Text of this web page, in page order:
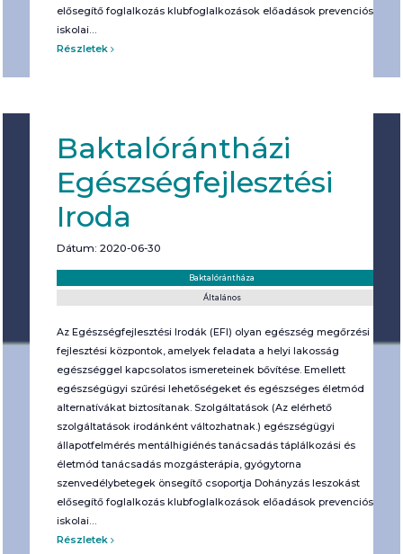
elősegítő foglalkozás klubfoglalkozások előadások prevenciós
iskolai…
Részletek
Baktalórántházi
Egészségfejlesztési
Iroda
Dátum: 2020-06-30
Baktalórántháza
Általános
Az Egészségfejlesztési Irodák (EFI) olyan egészség megőrzési és
fejlesztési központok, amelyek feladata a helyi lakosság
egészséggel kapcsolatos ismereteinek bővítése. Emellett
egészségügyi szűrési lehetőségeket és egészséges életmód
alternatívákat biztosítanak. Szolgáltatások (Az elérhető
szolgáltatások irodánként változhatnak.) egészségügyi
állapotfelmérés mentálhigiénés tanácsadás táplálkozási és
életmód tanácsadás mozgásterápia, gyógytorna
szenvedélybetegek önsegítő csoportja Dohányzás leszokást
elősegítő foglalkozás klubfoglalkozások előadások prevenciós
iskolai…
Részletek